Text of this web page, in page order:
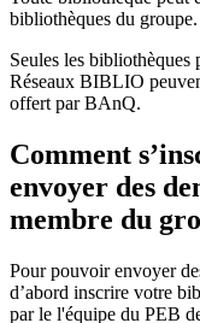
bibliothèques du groupe.
Seules les bibliothèques
Réseaux BIBLIO
offert par BAnQ.
Comment
envoyer des
membre du
Pour pouvoir envoyer
d’abord inscrire votre
par le l'équipe du PEB